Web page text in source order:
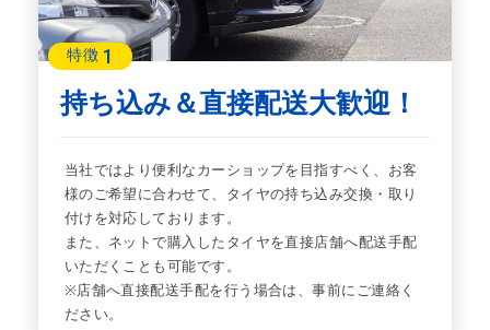
特徴 1
持ち込み＆直接配送大歓迎！
当社ではより便利なカーショップを目指すべく、お客
様のご希望に合わせて、タイヤの持ち込み交換・取り
付けを対応しております。
また、ネットで購入したタイヤを直接店舗へ配送手配
いただくことも可能です。
※店舗へ直接配送手配を行う場合は、事前にご連絡く
ださい。